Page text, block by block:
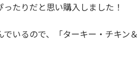
たりだと思い購入しました！
いるので、「ターキー・チキン＆